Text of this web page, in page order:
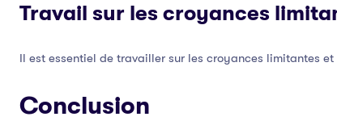
Travail sur les croyances
Il est essentiel de travailler sur les croyances limitantes
Conclusion